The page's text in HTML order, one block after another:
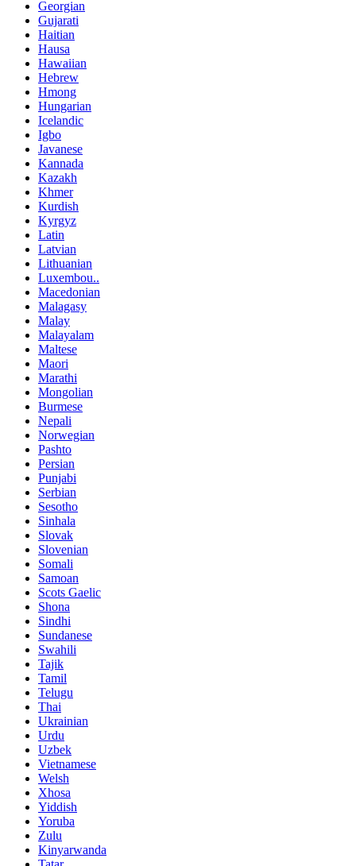
Georgian
Gujarati
Haitian
Hausa
Hawaiian
Hebrew
Hmong
Hungarian
Icelandic
Igbo
Javanese
Kannada
Kazakh
Khmer
Kurdish
Kyrgyz
Latin
Latvian
Lithuanian
Luxembou..
Macedonian
Malagasy
Malay
Malayalam
Maltese
Maori
Marathi
Mongolian
Burmese
Nepali
Norwegian
Pashto
Persian
Punjabi
Serbian
Sesotho
Sinhala
Slovak
Slovenian
Somali
Samoan
Scots Gaelic
Shona
Sindhi
Sundanese
Swahili
Tajik
Tamil
Telugu
Thai
Ukrainian
Urdu
Uzbek
Vietnamese
Welsh
Xhosa
Yiddish
Yoruba
Zulu
Kinyarwanda